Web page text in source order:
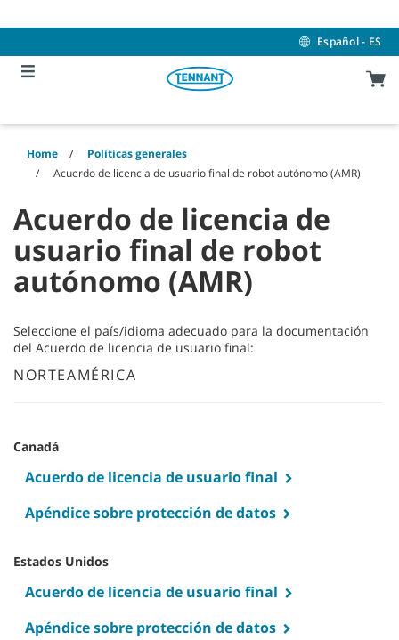
to
to
menu
Español - ES
Home
Políticas generales
Acuerdo de licencia de usuario final de robot autónomo (AMR)
Acuerdo de licencia de
usuario final de robot
autónomo (AMR)
Seleccione el país/idioma adecuado para la documentación
del Acuerdo de licencia de usuario final:
NORTEAMÉRICA
Canadá
Acuerdo de licencia de usuario final
Apéndice sobre protección de datos
Estados Unidos
Acuerdo de licencia de usuario final
Apéndice sobre protección de datos